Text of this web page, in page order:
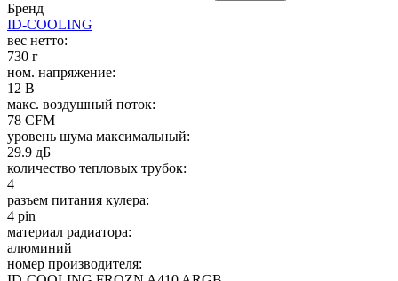
Бренд
ID-COOLING
вес нетто:
730 г
ном. напряжение:
12 В
макс. воздушный поток:
78 CFM
уровень шума максимальный:
29.9 дБ
количество тепловых трубок:
4
разъем питания кулера:
4 pin
материал радиатора:
алюминий
номер производителя: